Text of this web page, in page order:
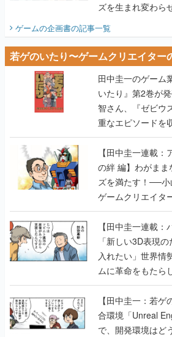
ズを生まれ変わら
ビュー】
ゲームの企画書の記事一覧
若ゲのいたり〜ゲームクリエイター
田中圭一のゲーム
いたり』第2巻が
智さん、『ゼビウ
重なエピソードを
【田中圭一連載：ア
の絆 編】わがま
ズを満たす！──小
ゲームクリエイタ
【若ゲのいたり最
【田中圭一連載：
「新しい3D表現
入れたい」世界情
ムに革命をもたら
のいたり】
【田中圭一：若
合環境「Unreal
で、開発環境はど